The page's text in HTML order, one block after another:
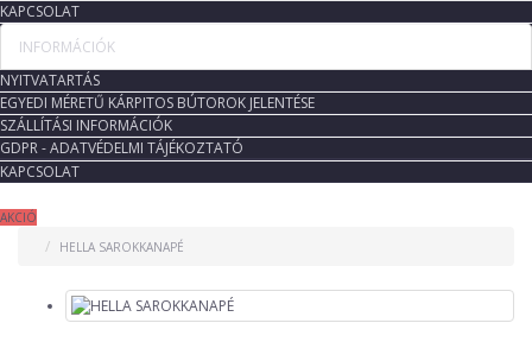
KAPCSOLAT
INFORMÁCIÓK
NYITVATARTÁS
EGYEDI MÉRETŰ KÁRPITOS BÚTOROK JELENTÉSE
SZÁLLÍTÁSI INFORMÁCIÓK
GDPR - ADATVÉDELMI TÁJÉKOZTATÓ
KAPCSOLAT
AKCIÓ
HELLA SAROKKANAPÉ